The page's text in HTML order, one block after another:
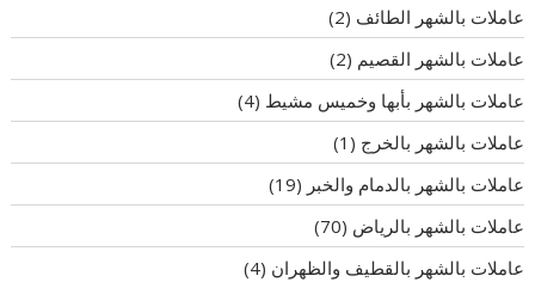
عاملات بالشهر الطائف (2)
عاملات بالشهر القصيم (2)
عاملات بالشهر بأبها وخميس مشيط (4)
عاملات بالشهر بالخرج (1)
عاملات بالشهر بالدمام والخبر (19)
عاملات بالشهر بالرياض (70)
عاملات بالشهر بالقطيف والظهران (4)